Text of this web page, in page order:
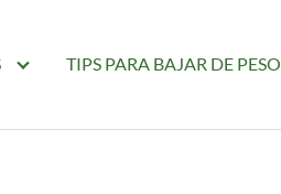
TIPS PARA BAJAR DE PESO